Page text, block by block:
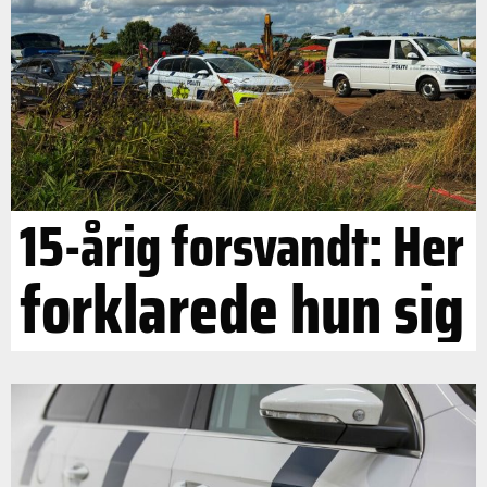
15-årig forsvandt: Her
forklarede hun sig